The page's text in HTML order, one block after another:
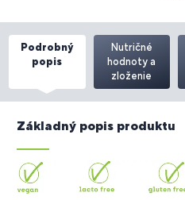
Podrobný
popis
Nutričné
hodnoty a
zloženie
Základný popis produktu